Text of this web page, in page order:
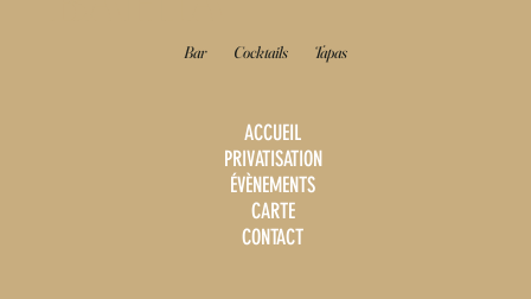
Bar Cocktails Tapas
ACCUEIL
PRIVATISATION
ÉVÈNEMENTS
CARTE
CONTACT